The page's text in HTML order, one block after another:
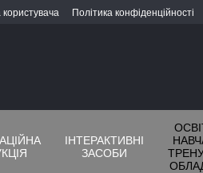
користувача Політика конфіденційності
ІНТЕРАКТИВНІ
ЗАСОБИ